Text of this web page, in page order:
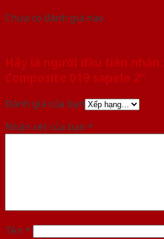
Chưa có đánh giá nào.
Hãy là người đầu tiên nhận
Composite 019 sapele 2”
Đánh giá của bạn
Nhận xét của bạn *
Tên *